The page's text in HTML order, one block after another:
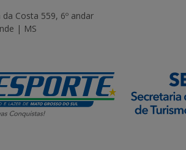
Costa 559, 6º andar
| MS